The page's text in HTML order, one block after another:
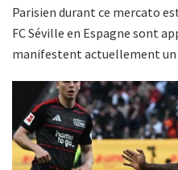
Parisien durant ce mercato
FC Séville en Espagne sont
manifestent actuellement